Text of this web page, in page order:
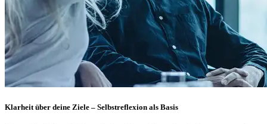
Klarheit über deine Ziele – Selbstreflexion als Basis